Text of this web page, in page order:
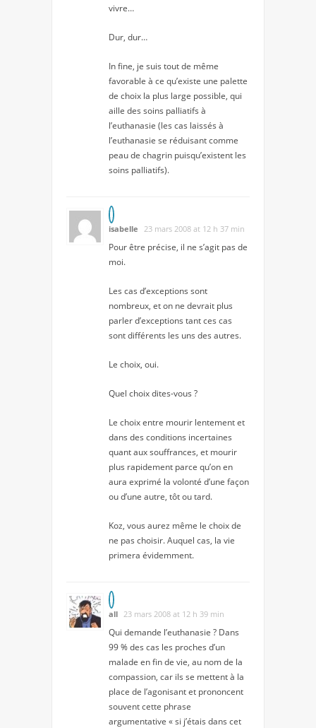
vivre…
Dur, dur…
In fine, je suis tout de même
favorable à ce qu’existe une palette
de choix la plus large possible, qui
aille des soins palliatifs à
l’euthanasie (les cas laissés à
l’euthanasie se réduisant comme
peau de chagrin puisqu’existent les
soins palliatifs).
isabelle 23 mars 2008 at 12 h 37 min
Pour être précise, il ne s’agit pas de
moi.
Les cas d’exceptions sont
nombreux, et on ne devrait plus
parler d’exceptions tant ces cas
sont différents les uns des autres.
Le choix, oui.
Quel choix dites-vous ?
Le choix entre mourir lentement et
dans des conditions incertaines
quant aux souffrances, et mourir
plus rapidement parce qu’on en
aura exprimé la volonté d’une façon
ou d’une autre, tôt ou tard.
Koz, vous aurez même le choix de
ne pas choisir. Auquel cas, la vie
primera évidemment.
all 23 mars 2008 at 12 h 39 min
Qui demande l’euthanasie ? Dans
99 % des cas les proches d’un
malade en fin de vie, au nom de la
compassion, car ils se mettent à la
place de l’agonisant et prononcent
souvent cette phrase
argumentative « si j’étais dans cet